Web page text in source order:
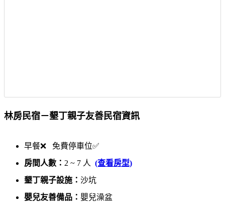
林房民宿－墾丁親子友善民宿資訊
早餐❌ 免費停車位✅
房間人數： 2 ~ 7 人 (查看房型)
墾丁親子設施： 沙坑
嬰兒友善備品： 嬰兒澡盆